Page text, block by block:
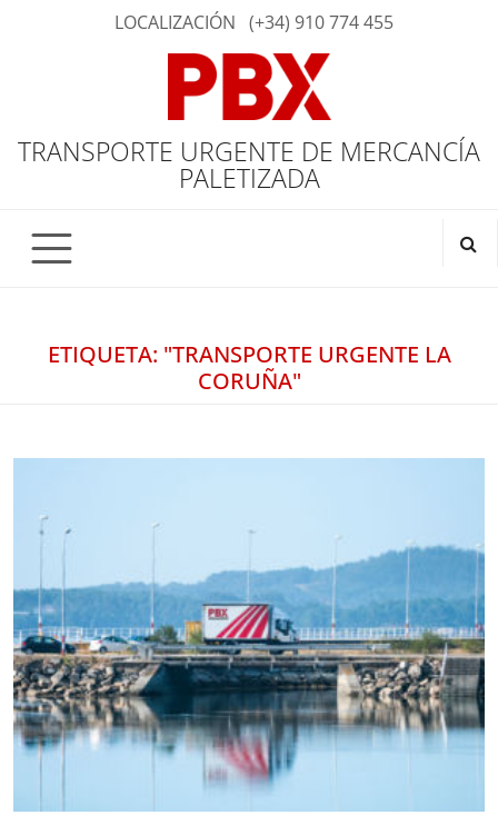
LOCALIZACIÓN (+34) 910 774 455
TRANSPORTE URGENTE DE MERCANCÍA
PALETIZADA
ETIQUETA: "TRANSPORTE URGENTE LA
CORUÑA"